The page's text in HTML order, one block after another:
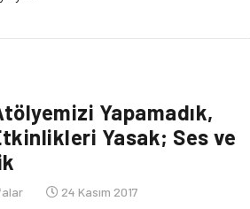
Yapamadık,
Yasak; Ses ve
24 Kasım 2017